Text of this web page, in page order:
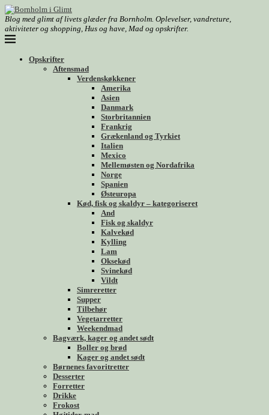
Blog med glimt af livets glæder fra Bornholm. Oplevelser, vandreture,
aktiviteter og shopping, Hus og have, Mad og opskrifter.
Opskrifter
Aftensmad
Verdenskøkkener
Amerika
Asien
Danmark
Storbritannien
Frankrig
Grækenland og Tyrkiet
Italien
Mexico
Mellemøsten og Nordafrika
Norge
Spanien
Østeuropa
Kød, fisk og skaldyr – kategoriseret
And
Fisk og skaldyr
Kalvekød
Kylling
Lam
Oksekød
Svinekød
Vildt
Simreretter
Supper
Tilbehør
Vegetarretter
Weekendmad
Bagværk, kager og andet sødt
Boller og brød
Kager og andet sødt
Børnenes favoritretter
Desserter
Forretter
Drikke
Frokost